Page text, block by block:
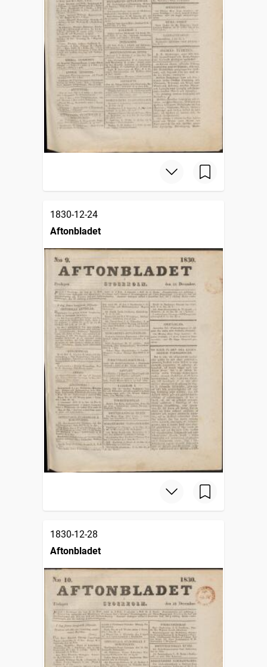
1830-12-24
Aftonbladet
1830-12-28
Aftonbladet